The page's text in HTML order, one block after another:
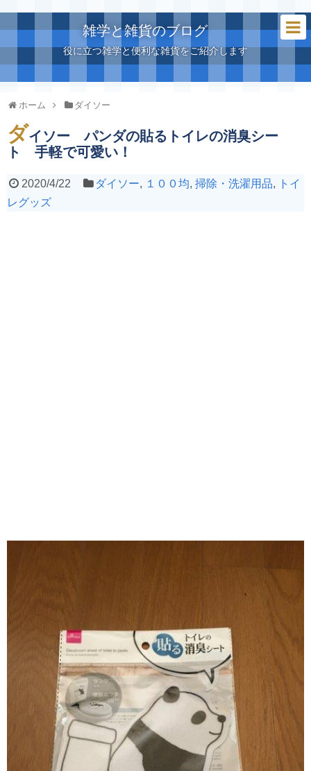
雑学と雑貨のブログ
役に立つ雑学と便利な雑貨をご紹介します
ホーム ダイソー
ダイソー パンダの貼るトイレの消臭シー
ト 手軽で可愛い！
2020/4/22 ダイソー, １００均,掃除・洗濯用品,
トイ
レグッズ